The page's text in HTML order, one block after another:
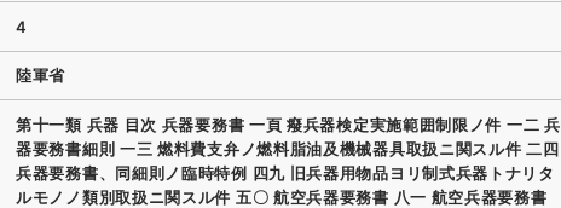
4
陸軍省
第十一類 兵器 目次 兵器要務書 一頁 癈兵器検定実施範囲制限ノ件 一二 兵
器要務書細則 一三 燃料費支弁ノ燃料脂油及機械器具取扱ニ関スル件 二四
兵器要務書、同細則ノ臨時特例 四九 旧兵器用物品ヨリ制式兵器トナリタ
ルモノノ類別取扱ニ関スル件 五〇 航空兵器要務書 八一 航空兵器要務書